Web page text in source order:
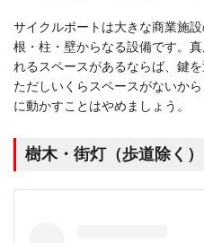
サイクルポートは大きな商業施
根・柱・壁からなる設備です。
れるスペースがあるならば、鍵
ただしいくらスペースがないか
に動かすことはやめましょう。
樹木・街灯（歩道除く）